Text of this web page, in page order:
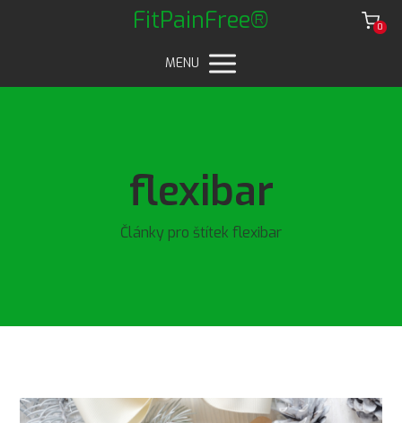
FitPainFree® 0
MENU
flexibar
Články pro štítek flexibar